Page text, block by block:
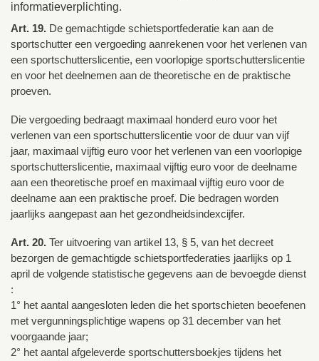
informatieverplichting.
Art. 19. De gemachtigde schietsportfederatie kan aan de
sportschutter een vergoeding aanrekenen voor het verlenen van
een sportschutterslicentie, een voorlopige sportschutterslicentie
en voor het deelnemen aan de theoretische en de praktische
proeven.
Die vergoeding bedraagt maximaal honderd euro voor het
verlenen van een sportschutterslicentie voor de duur van vijf
jaar, maximaal vijftig euro voor het verlenen van een voorlopige
sportschutterslicentie, maximaal vijftig euro voor de deelname
aan een theoretische proef en maximaal vijftig euro voor de
deelname aan een praktische proef. Die bedragen worden
jaarlijks aangepast aan het gezondheidsindexcijfer.
Art. 20. Ter uitvoering van artikel 13, § 5, van het decreet
bezorgen de gemachtigde schietsportfederaties jaarlijks op 1
april de volgende statistische gegevens aan de bevoegde dienst
:
1° het aantal aangesloten leden die het sportschieten beoefenen
met vergunningsplichtige wapens op 31 december van het
voorgaande jaar;
2° het aantal afgeleverde sportschuttersboekjes tijdens het